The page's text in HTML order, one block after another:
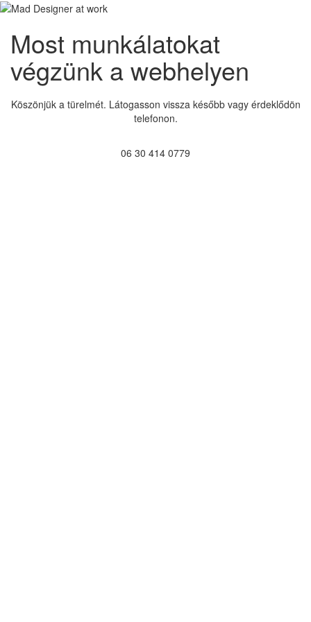
Most munkálatokat
végzünk a webhelyen
Köszönjük a türelmét. Látogasson vissza később vagy érdeklődön
telefonon.
06 30 414 0779